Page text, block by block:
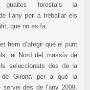
guaites forestals la
l’any per a treballar els
que no es fa.
hem d’afegir que el punt
al Nord del massís de
seleccionats des de la
de Girona per a què la
des de l’any 2009,